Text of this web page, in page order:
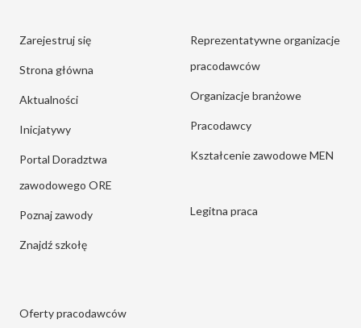
Zarejestruj się
Strona główna
Aktualności
Inicjatywy
Portal Doradztwa
zawodowego ORE
Poznaj zawody
Znajdź szkołę
Reprezentatywne organizacje
pracodawców
Organizacje branżowe
Pracodawcy
Kształcenie zawodowe MEN
Legitna praca
Oferty pracodawców